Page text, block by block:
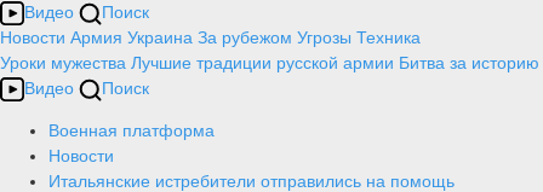
Видео
Поиск
Новости Армия Украина За рубежом Угрозы Техника
Уроки мужества Лучшие традиции русской армии Битва за историю
Видео
Поиск
Военная платформа
Новости
Итальянские истребители отправились на помощь